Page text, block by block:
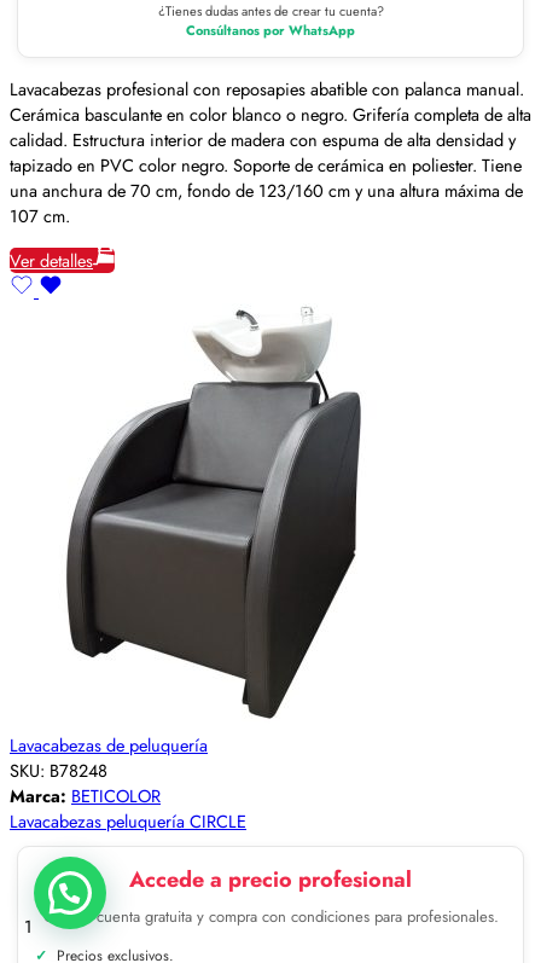
¿Tienes dudas antes de crear tu cuenta?
Consúltanos por WhatsApp
Lavacabezas profesional con reposapies abatible con palanca manual.
Cerámica basculante en color blanco o negro. Grifería completa de alta
calidad. Estructura interior de madera con espuma de alta densidad y
tapizado en PVC color negro. Soporte de cerámica en poliester. Tiene
una anchura de 70 cm, fondo de 123/160 cm y una altura máxima de
107 cm.
Ver detalles
Lavacabezas de peluquería
SKU: B78248
Marca: BETICOLOR
Lavacabezas peluquería CIRCLE
Accede a precio profesional
Crea tu cuenta gratuita y compra con condiciones para profesionales.
Precios exclusivos.
1